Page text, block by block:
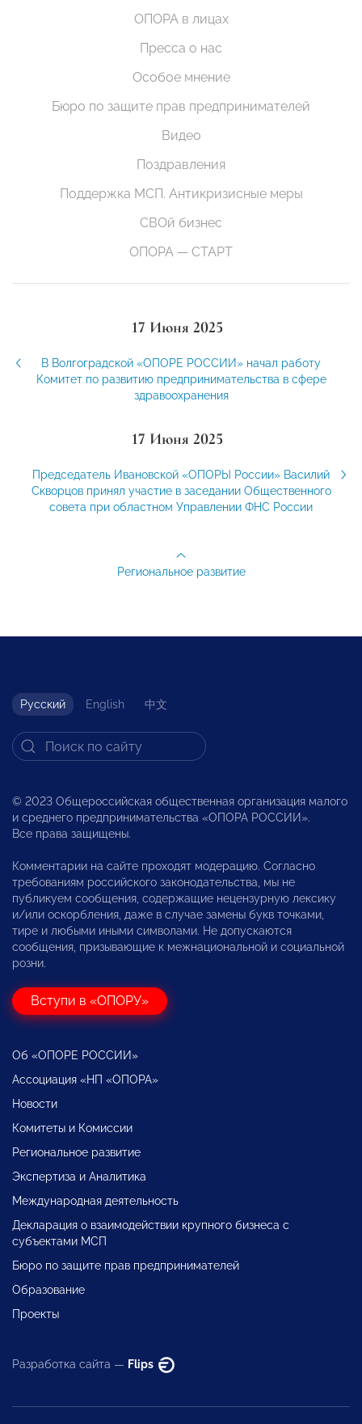
ОПОРА в лицах
Пресса о нас
Особое мнение
Бюро по защите прав предпринимателей
Видео
Поздравления
Поддержка МСП. Антикризисные меры
СВОй бизнес
ОПОРА — СТАРТ
17 Июня 2025
В Волгоградской «ОПОРЕ РОССИИ» начал работу
Комитет по развитию предпринимательства в сфере
здравоохранения
17 Июня 2025
Председатель Ивановской «ОПОРЫ России» Василий
Скворцов принял участие в заседании Общественного
совета при областном Управлении ФНС России
Региональное развитие
Русский English 中文
© 2023 Общероссийская общественная организация малого
и среднего предпринимательства «ОПОРА РОССИИ».
Все права защищены.
Комментарии на сайте проходят модерацию. Согласно
требованиям российского законодательства, мы не
публикуем сообщения, содержащие нецензурную лексику
и/или оскорбления, даже в случае замены букв точками,
тире и любыми иными символами. Не допускаются
сообщения, призывающие к межнациональной и социальной
розни.
Вступи в «ОПОРУ»
Об «ОПОРЕ РОССИИ»
Ассоциация «НП «ОПОРА»
Новости
Комитеты и Комиссии
Региональное развитие
Экспертиза и Аналитика
Международная деятельность
Декларация о взаимодействии крупного бизнеса с
субъектами МСП
Бюро по защите прав предпринимателей
Образование
Проекты
Разработка сайта — Flips